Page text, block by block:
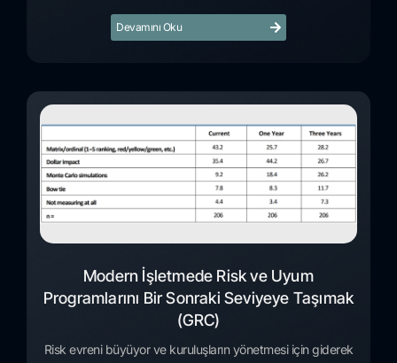
Devamını Oku
Modern İşletmede Risk ve Uyum
Programlarını Bir Sonraki Seviyeye Taşımak
(GRC)
Risk evreni büyüyor ve kuruluşların yönetmesi için giderek